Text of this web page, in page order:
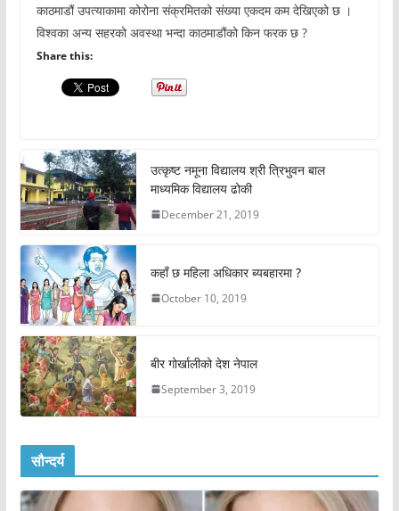
काठमाडौं उपत्याकामा कोरोना संक्रमितको संख्या एकदम कम देखिएको छ ।
विश्वका अन्य सहरको अवस्था भन्दा काठमाडौंको किन फरक छ ?
Share this:
उत्कृष्ट नमूना विद्यालय श्री त्रिभुवन बाल
माध्यमिक विद्यालय ढोकी
December 21, 2019
कहाँ छ महिला अधिकार ब्यबहारमा ?
October 10, 2019
बीर गोर्खालीको देश नेपाल
September 3, 2019
सौन्दर्य